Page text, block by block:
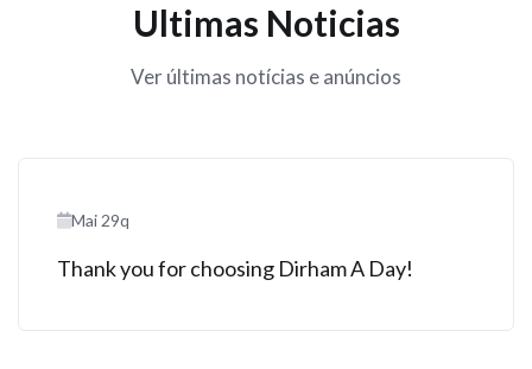
Ultimas Noticias
Ver últimas notícias e anúncios
Mai 29q
Thank you for choosing Dirham A Day!